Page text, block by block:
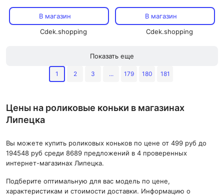
В магазин
Cdek.shopping
В магазин
Cdek.shopping
Показать еще
1 2 3 ... 179 180 181
Цены на роликовые коньки в магазинах
Липецка
Вы можете купить роликовых коньков по цене от 499 руб до
194548 руб среди 8689 предложений в 4 проверенных
интернет-магазинах Липецка.
Подберите оптимальную для вас модель по цене,
характеристикам и стоимости доставки. Информацию о